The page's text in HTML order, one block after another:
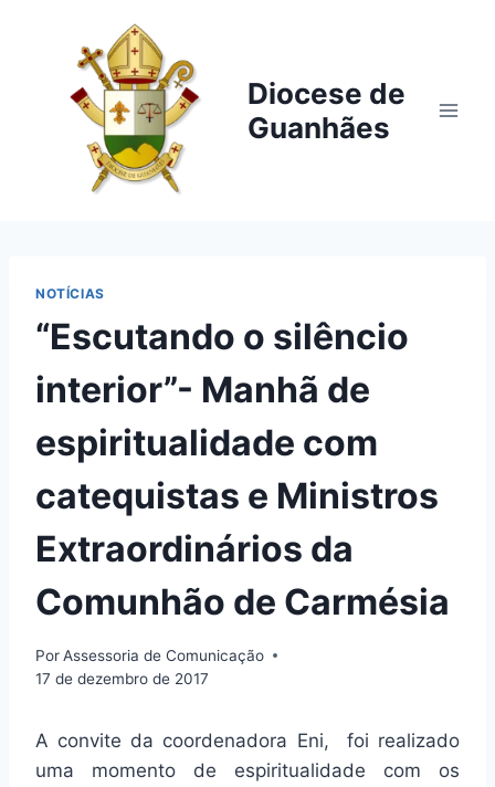
Conteúdo
Diocese de
Guanhães
NOTÍCIAS
“Escutando o silêncio
interior”- Manhã de
espiritualidade com
catequistas e Ministros
Extraordinários da
Comunhão de Carmésia
PorAssessoria de Comunicação
17 de dezembro de 2017
A convite da coordenadora Eni, foi realizado
uma momento de espiritualidade com os